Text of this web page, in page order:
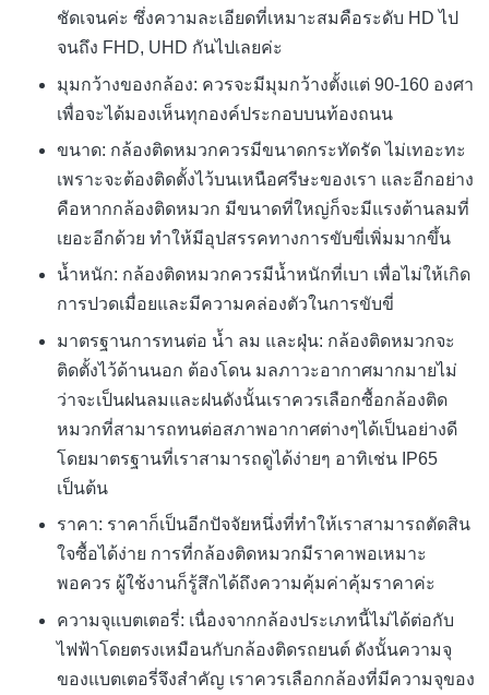
ชัดเจนค่ะ ซึ่งความละเอียดที่เหมาะสมคือระดับ HD ไป
จนถึง FHD, UHD กันไปเลยค่ะ
มุมกว้างของกล้อง: ควรจะมีมุมกว้างตั้งแต่ 90-160 องศา
เพื่อจะได้มองเห็นทุกองค์ประกอบบนท้องถนน
ขนาด: กล้องติดหมวกควรมีขนาดกระทัดรัด ไม่เทอะทะ
เพราะจะต้องติดตั้งไว้บนเหนือศรีษะของเรา และอีกอย่าง
คือหากกล้องติดหมวก มีขนาดที่ใหญ่ก็จะมีแรงต้านลมที่
เยอะอีกด้วย ทำให้มีอุปสรรคทางการขับขี่เพิ่มมากขึ้น
น้ำหนัก: กล้องติดหมวกควรมีน้ำหนักที่เบา เพื่อไม่ให้เกิด
การปวดเมื่อยและมีความคล่องตัวในการขับขี่
มาตรฐานการทนต่อ น้ำ ลม และฝุ่น: กล้องติดหมวกจะ
ติดตั้งไว้ด้านนอก ต้องโดน มลภาวะอากาศมากมายไม่
ว่าจะเป็นฝนลมและฝนดังนั้นเราควรเลือกซื้อกล้องติด
หมวกที่สามารถทนต่อสภาพอากาศต่างๆได้เป็นอย่างดี
โดยมาตรฐานที่เราสามารถดูได้ง่ายๆ อาทิเช่น IP65
เป็นต้น
ราคา: ราคาก็เป็นอีกปัจจัยหนึ่งที่ทำให้เราสามารถตัดสิน
ใจซื้อได้ง่าย การที่กล้องติดหมวกมีราคาพอเหมาะ
พอควร ผู้ใช้งานก็รู้สึกได้ถึงความคุ้มค่าคุ้มราคาค่ะ
ความจุแบตเตอรี่: เนื่องจากกล้องประเภทนี้ไม่ได้ต่อกับ
ไฟฟ้าโดยตรงเหมือนกับกล้องติดรถยนต์ ดังนั้นความจุ
ของแบตเตอรี่จึงสำคัญ เราควรเลือกกล้องที่มีความจุของ